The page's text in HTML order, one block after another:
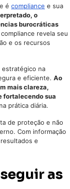
é compliance e sua
o
burocráticas
revela seu
e os recursos
estratégico na
e eficiente. Ao
mais clareza,
fortalecendo sua
prática diária.
de proteção e não
Com informação
e
as